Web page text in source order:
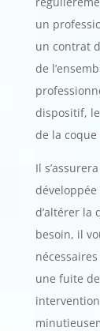
un
un contrat
de
dispositif,
de la
Il
d’altérer la
besoin, il
une fuite